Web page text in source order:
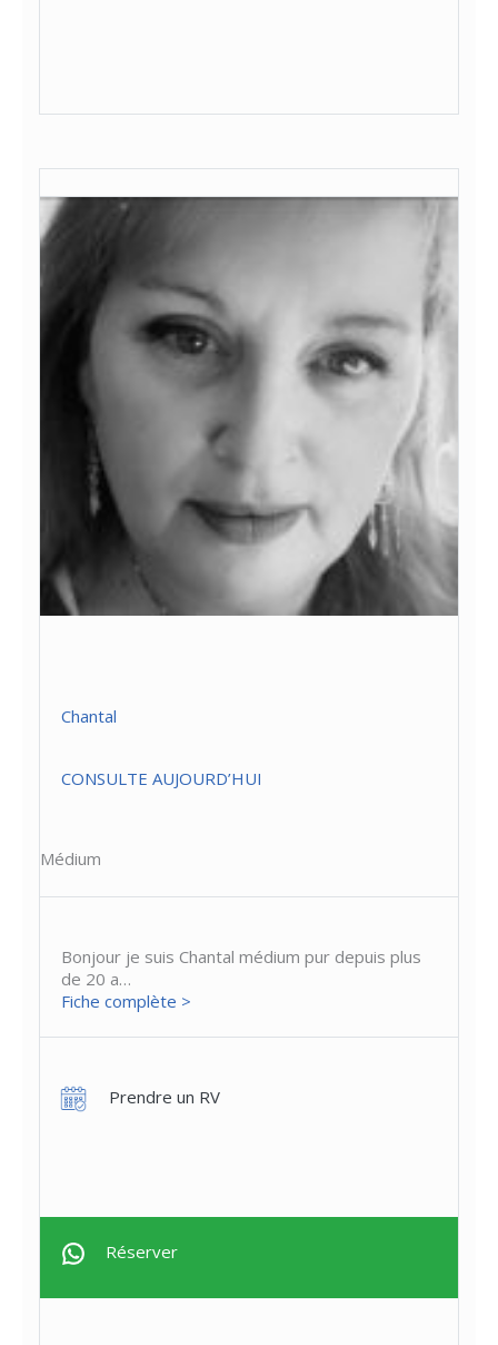
Chantal
CONSULTE AUJOURD’HUI
Médium
Bonjour je suis Chantal médium pur depuis plus
de 20 a…
Fiche complète >
Prendre un RV
Réserver